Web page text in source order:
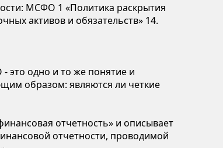
МСФО 1 «Политика раскрытия
активов и обязательств» 14.
это одно и то же понятие и
образом: являются ли четкие
отчетность» и описывает
отчетности, проводимой